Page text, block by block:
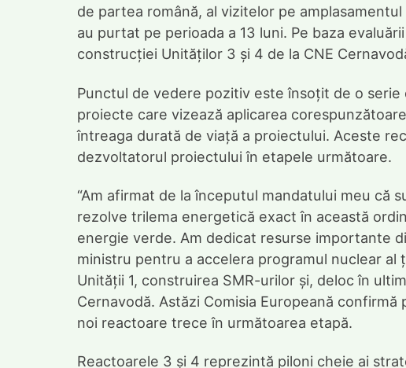
de partea română, al vizitelor pe
au purtat pe perioada a 13 luni. Pe baza
construcției Unităților 3 și 4 de la CNE
Punctul de vedere pozitiv este însoțit de o
proiecte care vizează aplicarea
întreaga durată de viață a proiectului. Aceste
dezvoltatorul proiectului în etapele următoare.
“Am afirmat de la începutul mandatului meu că
rezolve trilema energetică exact în această
energie verde. Am dedicat resurse importante
ministru pentru a accelera programul nuclear
Unității 1, construirea SMR-urilor și, deloc în
Cernavodă. Astăzi Comisia Europeană
noi reactoare trece în următoarea etapă.
Reactoarele 3 și 4 reprezintă piloni cheie ai